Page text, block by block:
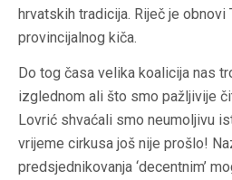
hrvatskih tradicija. Riječ je obnovi
provincijalnog kiča.
Do tog časa velika koalicija nas
izglednom ali što smo pažljivije
Lovrić shvaćali smo neumoljivu
vrijeme cirkusa još nije prošlo!
predsjednikovanja ‘decentnim’